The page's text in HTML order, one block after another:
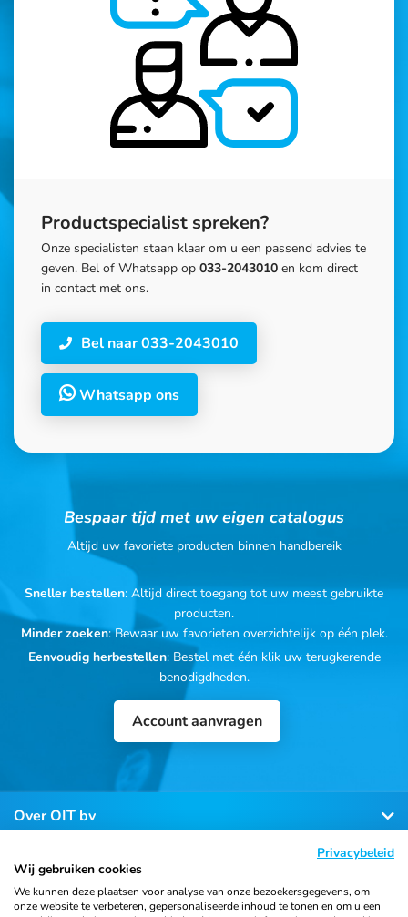
Productspecialist spreken?
Onze specialisten staan klaar om u een passend advies te
geven. Bel of Whatsapp op 033-2043010 en kom direct
in contact met ons.
Bel naar 033-2043010
Whatsapp ons
Bespaar tijd met uw eigen catalogus
Altijd uw favoriete producten binnen handbereik
Sneller bestellen: Altijd direct toegang tot uw meest gebruikte
producten.
Minder zoeken: Bewaar uw favorieten overzichtelijk op één plek.
Eenvoudig herbestellen: Bestel met één klik uw terugkerende
benodigdheden.
Account aanvragen
Over OIT bv
Klantenservice
Privacybeleid
Wij gebruiken cookies
We kunnen deze plaatsen voor analyse van onze bezoekersgegevens, om
onze website te verbeteren, gepersonaliseerde inhoud te tonen en om u een